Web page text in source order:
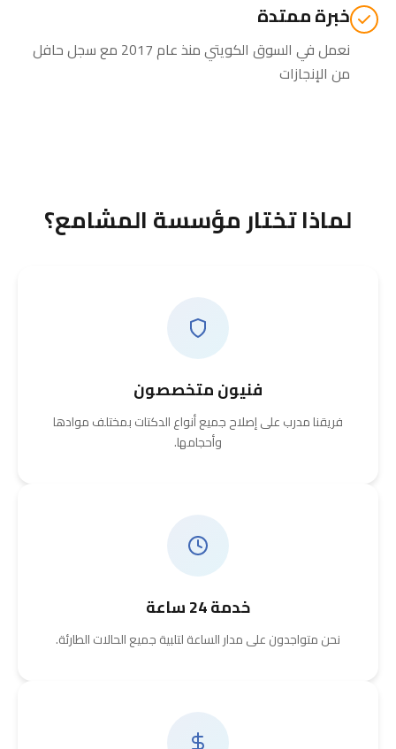
خبرة ممتدة
نعمل في السوق الكويتي منذ عام 2017 مع سجل حافل
من الإنجازات
لماذا تختار مؤسسة المشامع؟
فنيون متخصصون
فريقنا مدرب على إصلاح جميع أنواع الدكتات بمختلف موادها
وأحجامها.
خدمة 24 ساعة
نحن متواجدون على مدار الساعة لتلبية جميع الحالات الطارئة.